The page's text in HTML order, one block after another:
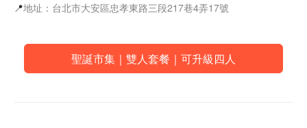
📍地址：台北市大安區忠孝東路三段217巷4弄17號
聖誕市集｜雙人套餐｜可升級四人